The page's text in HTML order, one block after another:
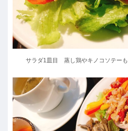
サラダ1皿目 蒸し鶏やキノコソテー